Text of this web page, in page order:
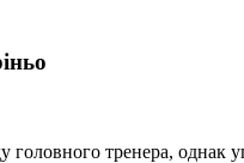
тренера, однак